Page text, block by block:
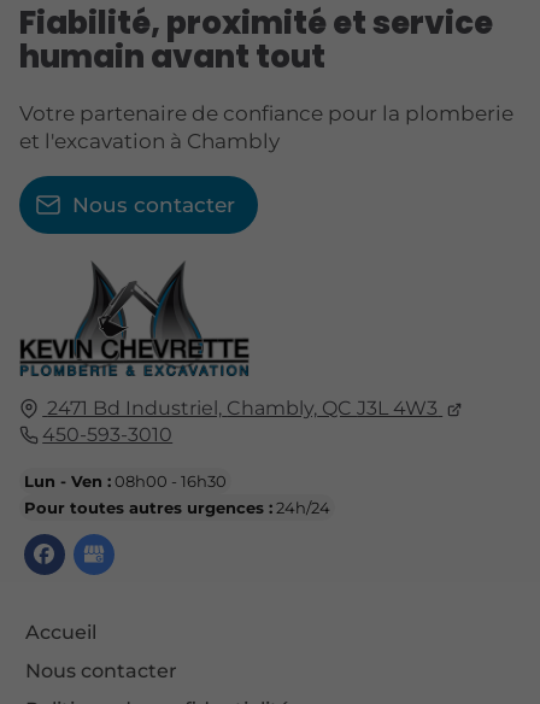
2471 Bd Industriel, Chambly, QCJ3L 4W3
450-593-3010
Lun - Ven :08h00 - 16h30
Pour toutes autres urgences :24h/24
Accueil
Nous contacter
Fiabilité, proximité et service
humain avant tout
Votre partenaire de confiance pour la plomberie
et l'excavation à Chambly
Nous contacter